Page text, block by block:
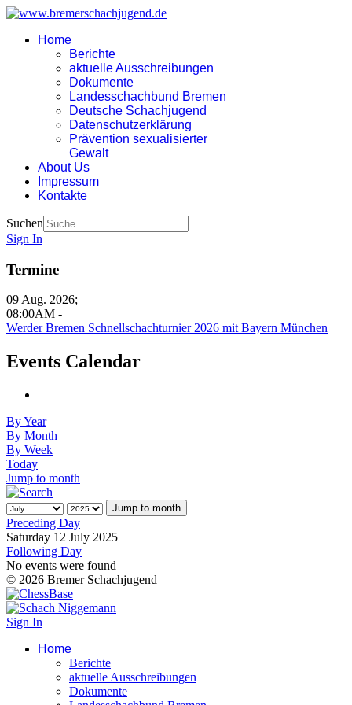
Home
Berichte
aktuelle Ausschreibungen
Dokumente
Landesschachbund Bremen
Deutsche Schachjugend
Datenschutzerklärung
Prävention sexualisierter
Gewalt
About Us
Impressum
Kontakte
Suchen
Sign In
Termine
09 Aug. 2026;
08:00AM -
Werder Bremen Schnellschachturnier 2026 mit Bayern München
Events Calendar
By Year
By Month
By Week
Today
Jump to month
Jump to month
Preceding Day
Saturday 12 July 2025
Following Day
No events were found
© 2026 Bremer Schachjugend
Sign In
Home
Berichte
aktuelle Ausschreibungen
Dokumente